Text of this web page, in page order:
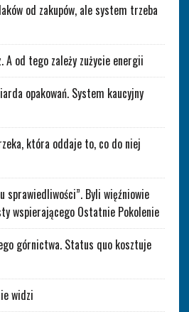
od zakupów, ale system trzeba
A od tego zależy zużycie energii
opakowań. System kaucyjny
która oddaje to, co do niej
sprawiedliwości”. Byli więźniowie
wspierającego Ostatnie Pokolenie
górnictwa. Status quo kosztuje
widzi